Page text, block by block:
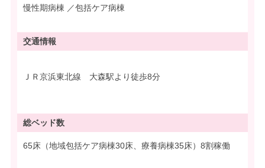
慢性期病棟 ／包括ケア病棟
交通情報
ＪＲ京浜東北線 大森駅より徒歩8分
総ベッド数
65床（地域包括ケア病棟30床、療養病棟35床）8割稼働